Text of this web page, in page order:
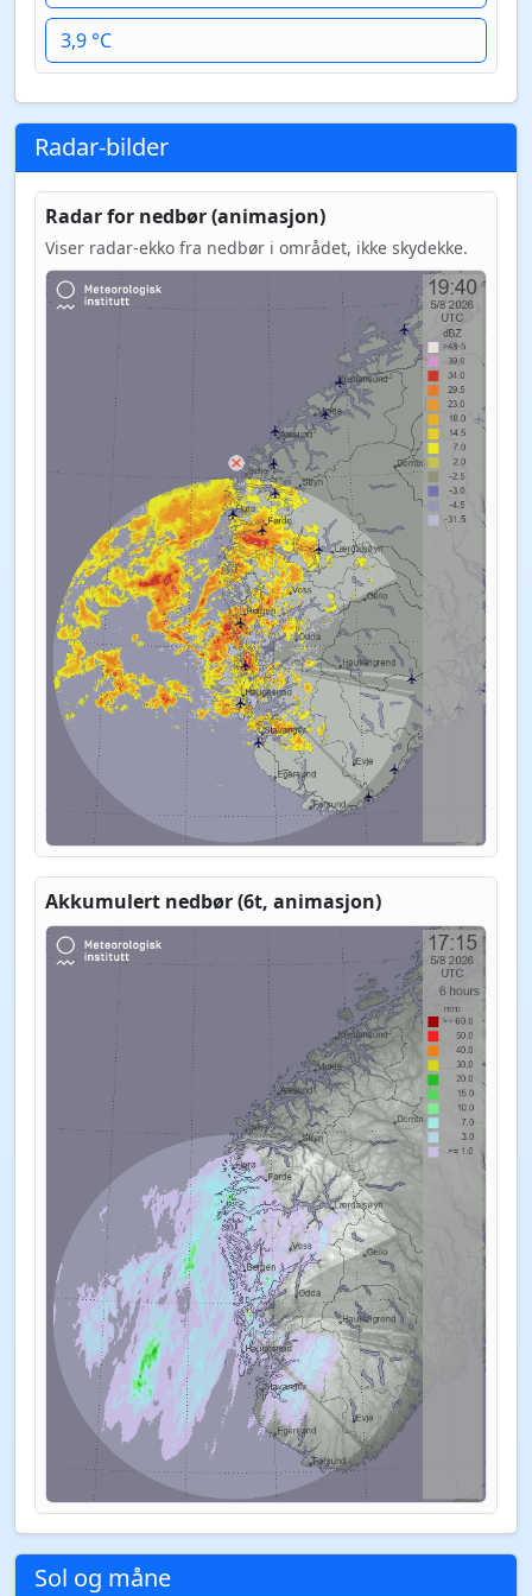
3,9 °C
Radar-bilder
Radar for nedbør (animasjon)
Viser radar-ekko fra nedbør i området, ikke skydekke.
Akkumulert nedbør (6t, animasjon)
Sol og måne